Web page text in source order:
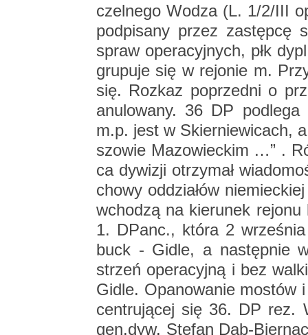
czel­ne­go Wodza (L. 1/2/III
pod­pi­sa­ny przez za­stęp­cę
spraw ope­ra­cyj­nych, płk
gru­pu­je się w re­jo­nie m.
się. Roz­kaz po­przed­ni o
anu­lo­wa­ny. 36 DP pod­le­ga
m.p. jest w Skier­nie­wi­cach,
szo­wie Ma­zo­wiec­kim …” .
ca dy­wi­zji otrzy­mał
cho­wy od­dzia­łów
wcho­dzą na kie­ru­nek re­jo­nu
1. DPanc., która 2
buck - Gidle, a na­stęp­nie
strzeń ope­ra­cyj­ną i bez
Gidle. Opa­no­wa­nie mo­stów
cen­tru­ją­cej się 36. DP rez.
gen.​dyw. Ste­fan Dąb-